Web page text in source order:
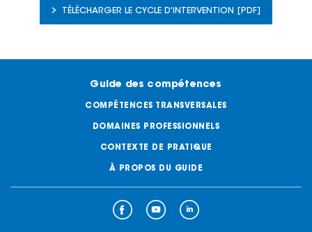
TÉLÉCHARGER LE CYCLE D'INTERVENTION [PDF]
Guide des compétences
COMPÉTENCES TRANSVERSALES
DOMAINES PROFESSIONNELS
CONTEXTE DE PRATIQUE
À PROPOS DU GUIDE